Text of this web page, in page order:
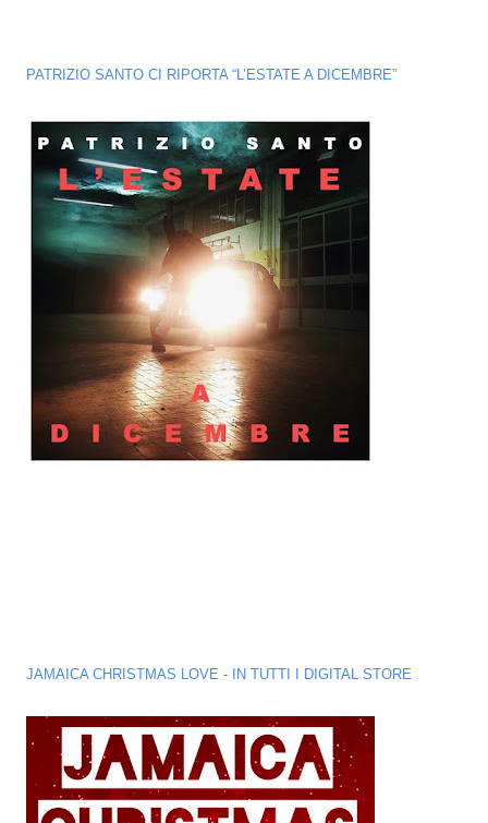
PATRIZIO SANTO CI RIPORTA “L’ESTATE A DICEMBRE”
JAMAICA CHRISTMAS LOVE - IN TUTTI I DIGITAL STORE